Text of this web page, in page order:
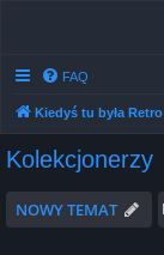
FAQ
Kiedyś tu była
Kolekcjonerzy
NOWY TEMAT